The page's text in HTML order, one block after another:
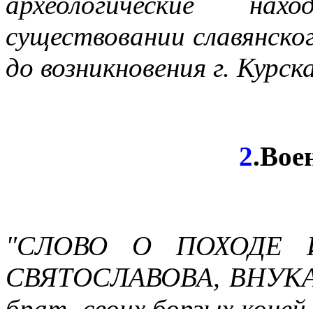
существовании
до возникновения г.
2
"СЛОВО О ПОХОДЕ
СВЯТОСЛАВОВА, ВНУКА